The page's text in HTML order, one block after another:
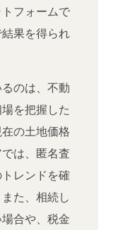
フォームで
果を得られ
のは、不動
を把握した
の土地価格
は、匿名査
レンドを確
た、相続し
合や、税金